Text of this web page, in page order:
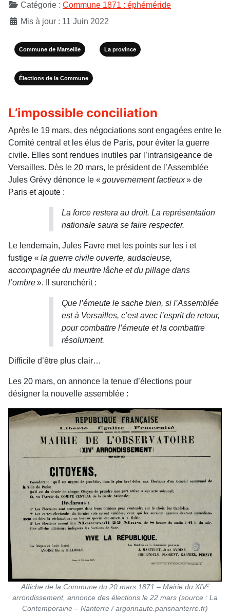
Catégorie : Commune 1871 : éphéméride
Mis à jour : 11 Juin 2022
Commune de Marseille La province
Élections de la Commune
L’impossible conciliation
Après le 19 mars, des négociations sont engagées entre le
Comité central et les élus de Paris, pour éviter la guerre
civile. Elles sont rendues inutiles par l’intransigeance de
Versailles. Dès le 20 mars, le président de l’Assemblée
Jules Grévy dénonce le « gouvernement factieux» de
Paris et ajoute :
La force restera au droit. La représentation
nationale saura se faire respecter.
Le lendemain, Jules Favre met les points sur les i et
fustige « la guerre civile ouverte, audacieuse,
accompagnée du meurtre lâche et du pillage dans
l’ombre». Il surenchérit :
Que l’émeute le sache bien, si l’Assemblée
est à Versailles, c’est avec l’esprit de retour,
pour combattre l’émeute et la combattre
résolument.
Difficile d’être plus clair…
Les 20 mars, on annonce la tenue d’élections pour
désigner la nouvelle assemblée :
Affiche de la Commune du 20 mars 1871 – Mairie du XIVe
arrondissement, annonce des élections le 22 mars (source : La
Contemporaine – Nanterre / argonnaute.parisnanterre.fr)